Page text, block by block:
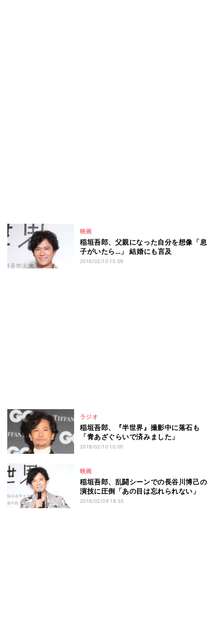
映画
稲垣吾郎、父親になった自分を想像「息
子がいたら…」 結婚にも言及
2019/02/10 15:09
ラジオ
稲垣吾郎、『半世界』撮影中に落石も
「青あざぐらいで済みました」
2019/02/10 10:00
映画
稲垣吾郎、乱闘シーンでの長谷川博己の
演技に圧倒「あの目は忘れられない」
2019/02/09 18:55